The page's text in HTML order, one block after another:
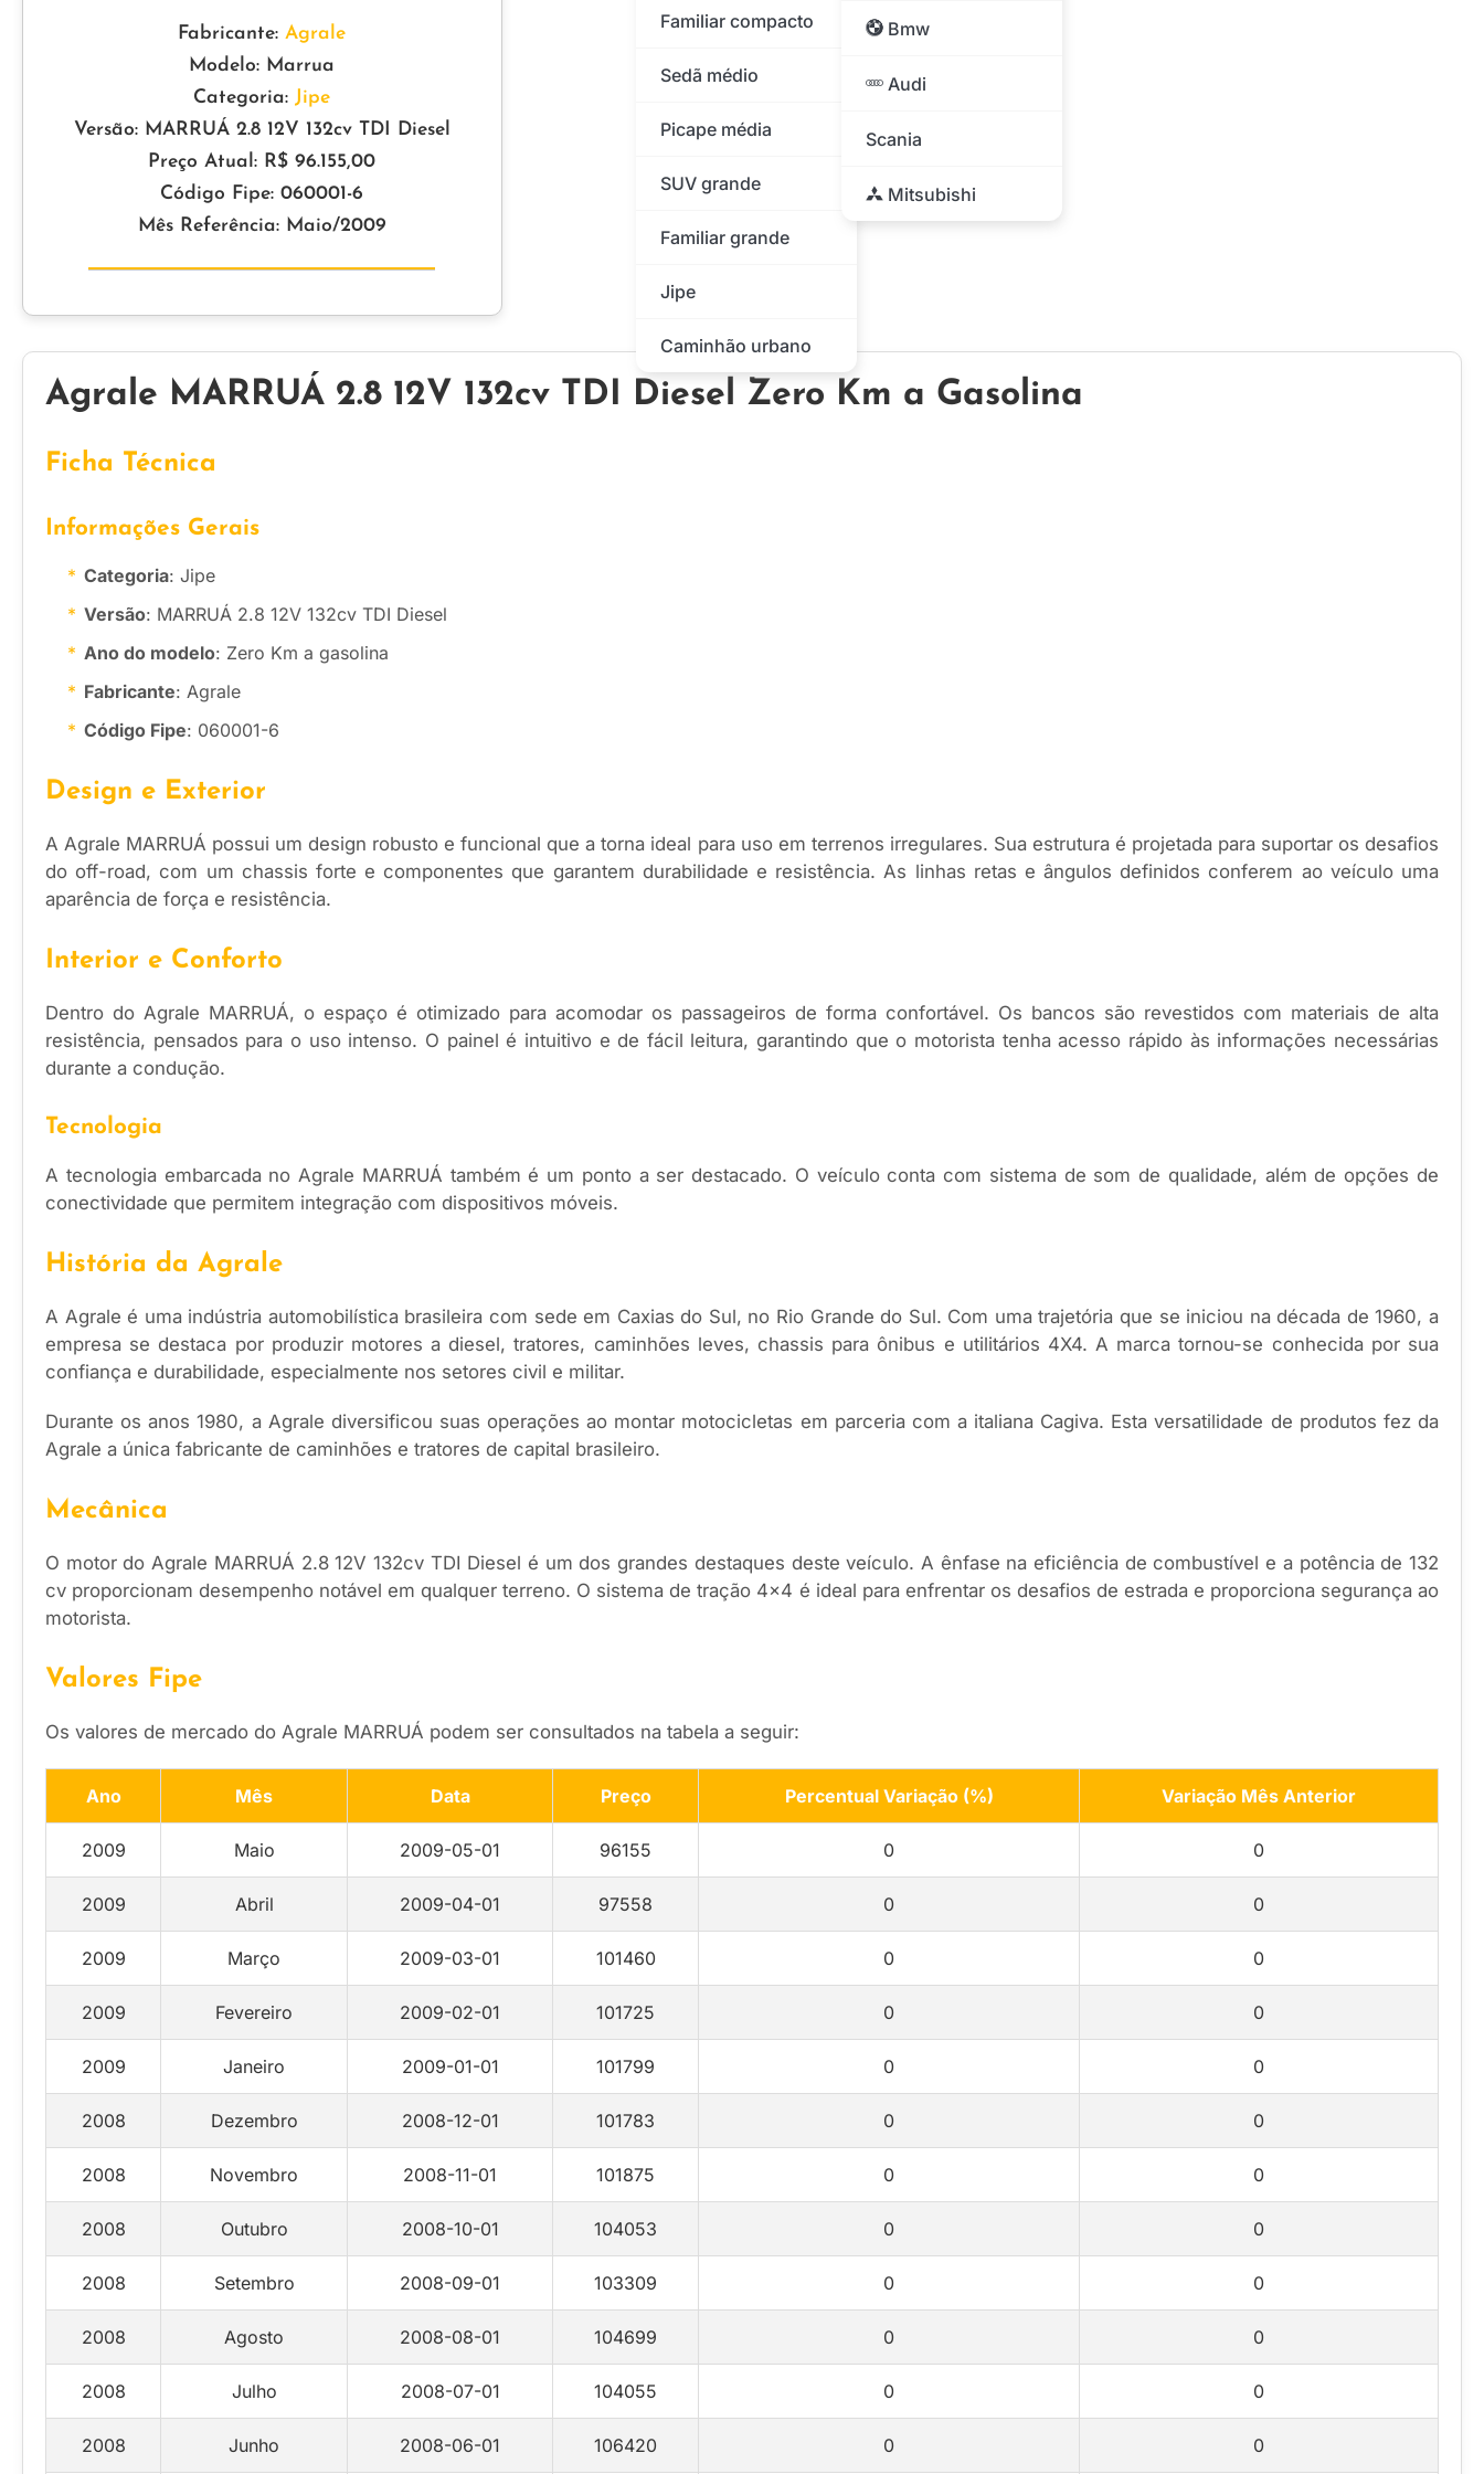
Familiar compacto
Sedã médio
Picape média
SUV grande
Familiar grande
Jipe
Caminhão urbano
Bmw
Audi
Scania
Mitsubishi
Fabricante:Agrale
Modelo: Marrua
Categoria: Jipe
Versão: MARRUÁ 2.8 12V 132cv TDI Diesel
Preço Atual: R$ 96.155,00
Código Fipe: 060001-6
Mês Referência: Maio/2009
Agrale MARRUÁ 2.8 12V 132cv TDI Diesel Zero Km a Gasolina
Ficha Técnica
Informações Gerais
Categoria: Jipe
Versão: MARRUÁ 2.8 12V 132cv TDI Diesel
Ano do modelo: Zero Km a gasolina
Fabricante: Agrale
Código Fipe: 060001-6
Design e Exterior
A Agrale MARRUÁ possui um design robusto e funcional que a torna ideal para uso em terrenos irregulares. Sua estrutura é projetada para suportar os desafios
do off-road, com um chassis forte e componentes que garantem durabilidade e resistência. As linhas retas e ângulos definidos conferem ao veículo uma
aparência de força e resistência.
Interior e Conforto
Dentro do Agrale MARRUÁ, o espaço é otimizado para acomodar os passageiros de forma confortável. Os bancos são revestidos com materiais de alta
resistência, pensados para o uso intenso. O painel é intuitivo e de fácil leitura, garantindo que o motorista tenha acesso rápido às informações necessárias
durante a condução.
Tecnologia
A tecnologia embarcada no Agrale MARRUÁ também é um ponto a ser destacado. O veículo conta com sistema de som de qualidade, além de opções de
conectividade que permitem integração com dispositivos móveis.
História da Agrale
A Agrale é uma indústria automobilística brasileira com sede em Caxias do Sul, no Rio Grande do Sul. Com uma trajetória que se iniciou na década de 1960, a
empresa se destaca por produzir motores a diesel, tratores, caminhões leves, chassis para ônibus e utilitários 4X4. A marca tornou-se conhecida por sua
confiança e durabilidade, especialmente nos setores civil e militar.
Durante os anos 1980, a Agrale diversificou suas operações ao montar motocicletas em parceria com a italiana Cagiva. Esta versatilidade de produtos fez da
Agrale a única fabricante de caminhões e tratores de capital brasileiro.
Mecânica
O motor do Agrale MARRUÁ 2.8 12V 132cv TDI Diesel é um dos grandes destaques deste veículo. A ênfase na eficiência de combustível e a potência de 132
cv proporcionam desempenho notável em qualquer terreno. O sistema de tração 4×4 é ideal para enfrentar os desafios de estrada e proporciona segurança ao
motorista.
Valores Fipe
Os valores de mercado do Agrale MARRUÁ podem ser consultados na tabela a seguir:
Ano Mês Data Preço Percentual Variação (%) Variação Mês Anterior
2009 Maio 2009-05-01 96155 0 0
2009 Abril 2009-04-01 97558 0 0
2009 Março 2009-03-01 101460 0 0
2009 Fevereiro 2009-02-01 101725 0 0
2009 Janeiro 2009-01-01 101799 0 0
2008 Dezembro 2008-12-01 101783 0 0
2008 Novembro 2008-11-01 101875 0 0
2008 Outubro 2008-10-01 104053 0 0
2008 Setembro 2008-09-01 103309 0 0
2008 Agosto 2008-08-01 104699 0 0
2008 Julho 2008-07-01 104055 0 0
2008 Junho 2008-06-01 106420 0 0